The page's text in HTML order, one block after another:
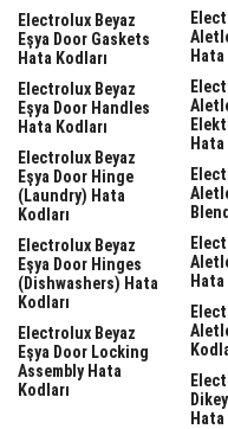
Electrolux Beyaz
Eşya Door Gaskets
Hata Kodları
Electrolux Beyaz
Eşya Door Handles
Hata Kodları
Electrolux Beyaz
Eşya Door Hinge
(laundry) Hata
Kodları
Electrolux Beyaz
Eşya Door Hinges
(dishwashers) Hata
Kodları
Electrolux Beyaz
Eşya Door Locking
Assembly Hata
Kodları
Hata
Hata
Hata
Hata